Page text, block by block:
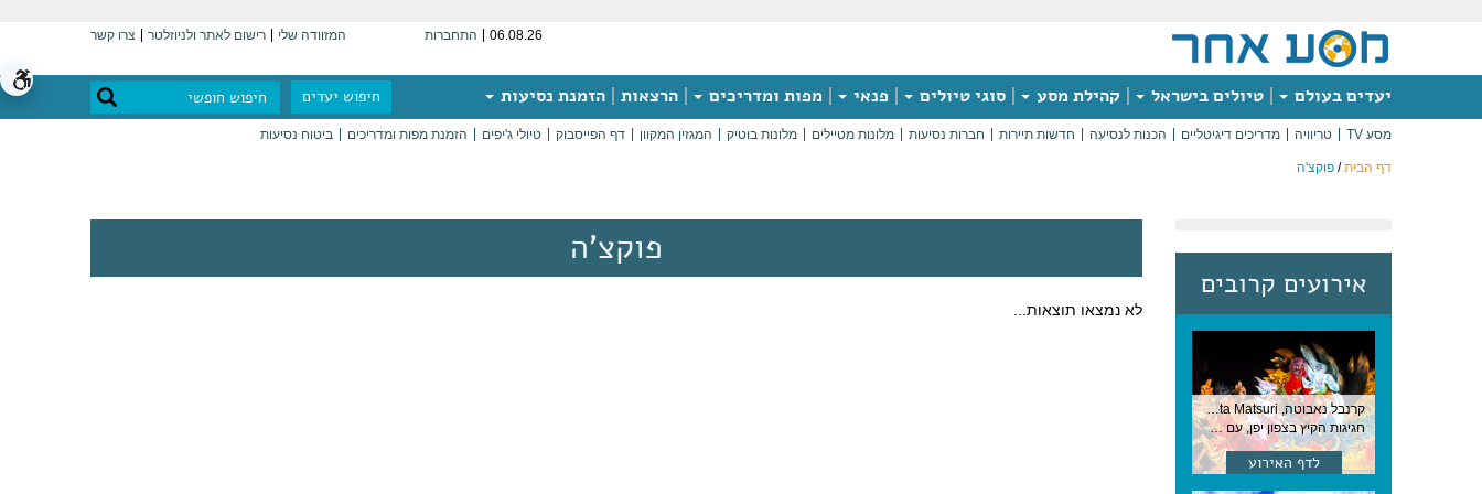
06.08.26 התחברות המזוודה שלי רישום לאתר ולניוזלטר צרו קשר
יעדים בעולם טיולים בישראל קהילת מסע סוגי טיולים פנאי מפות ומדריכים הרצאות הזמנת נסיעות חיפוש יעדים
מסע TV טריוויה מדריכים דיגיטליים הכנות לנסיעה חדשות תיירות חברות נסיעות מלונות מטיילים מלונות בוטיק המגזין המקוון דף הפייסבוק טיולי ג'יפים הזמנת מפות ומדריכים ביטוח נסיעות
דף הבית/ פוקצ'ה
אירועים קרובים
קרנבל נאבוטה, Nebuta Matsuri ,יפן
חגיגות הקיץ בצפון יפן, עם תהלוכות ענק, ריקודים וזיקוקים. 6-2 באוגוסט, יפן
לדף האירוע
פוקצ'ה
לא נמצאו תוצאות...